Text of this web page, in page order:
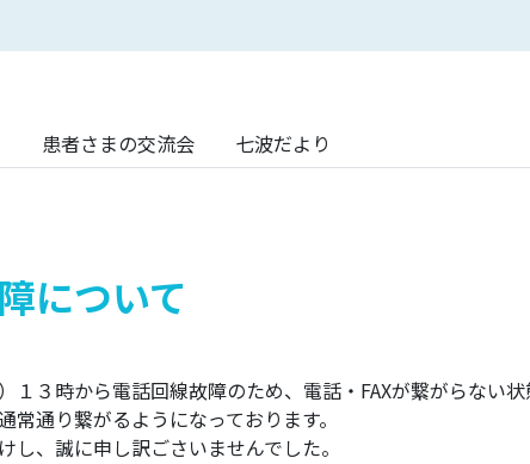
患者さまの交流会 七波だより
について
１３時から電話回線故障のため、電話・FAXが繋がらない
常通り繋がるようになっております。
し、誠に申し訳ごさいませんでした。